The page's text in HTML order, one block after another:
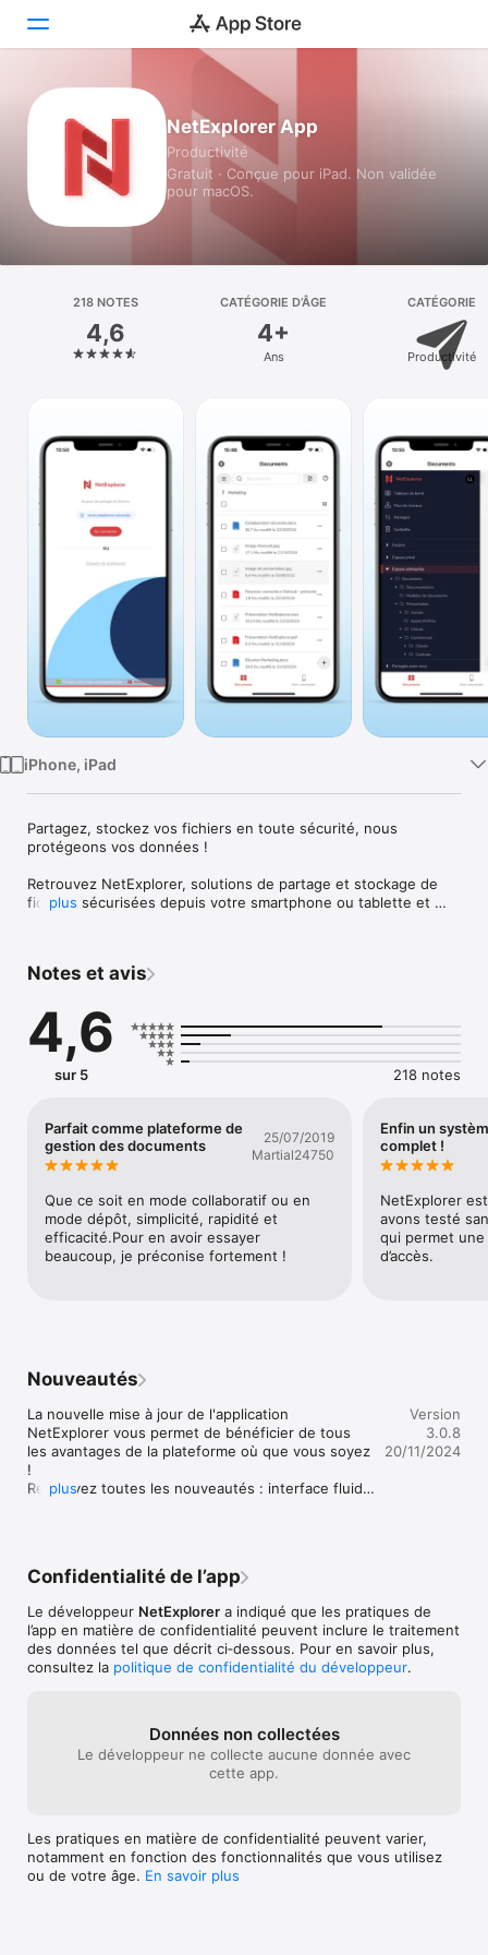
Aujourd’hui
Jeux
Apps
Plateforme
iPhone
Watch
NetExplorer App
Productivité
Gratuit · Conçue pour iPad. Non validée
pour macOS.
218 NOTES
4,6
CATÉGORIE D’ÂGE
4+
Ans
CATÉGORIE
Productivité
iPhone, iPad
Partagez, stockez vos fichiers en toute sécurité, nous
protégeons vos données !
Retrouvez NetExplorer, solutions de partage et stockage de
fichiers sécurisées depuis votre smartphone ou tablette et
DONNÉES
- Stockez vos fichiers dans un cloud de confiance : Espace de
stockage distinct pour les données de l’utilisateur et celles de
l’entreprise, garantissant la séparation et la sécurité des
informations.
- Définition de la date d’expiration d’accès : Possibilité de
limiter la durée d'accès aux fichiers partagés pour une
sécurité renforcée.
téléchargements, permettant un suivi précis de l'activité.
- Téléchargement unique : Limitation de téléchargement à une
seule occurrence pour les fichiers sensibles.
- Lien de dépôt : Permet aux utilisateurs externes de déposer
pouvoir inviter des utilisateurs internes ou externes à votre
échanges bidirectionnels sont adaptés aux projets nécessitant
une coordination et une mise à jour constante.
- Révision et annotations en ligne : Édition collaborative avec
la possibilité d'annoter, commenter et suggérer des
modifications.
- Signature électronique : Vos processus sont simplifiés avec
notre signature électronique sécurisée et conforme aux
normes européennes (eIDAS).
- Tags de documents : Organisation des fichiers par mots-clés
pour faciliter la recherche et la catégorisation.
NetExplorer est un éditeur logiciel français spécialiste des
confiance et la fluidité des échanges au cœur de la dynamique
collaborative des organisations.
nous gérons plus de 300 millions de fichiers pour nos 200 000
utilisateurs quotidiens.
Les solutions, NetExplorer Share dédié aux partages de
plus
Notes et avis
4,6
sur 5 218 notes
Parfait comme plateforme de
gestion des documents
25/07/2019
Martial24750
Que ce soit en mode collaboratif ou en
mode dépôt, simplicité, rapidité et
efficacité.Pour en avoir essayer
beaucoup, je préconise fortement !
Enfin un
complet !
NetExplorer
avons testé
qui permet
d’accès.
Nouveautés
La nouvelle mise à jour de l'application
NetExplorer vous permet de bénéficier de tous
les avantages de la plateforme où que vous soyez
!
Retrouvez toutes les nouveautés : interface fluide
plus
Version
3.0.8
20/11/2024
Confidentialité de l’app
Le développeur NetExplorer a indiqué que les pratiques de
l’app en matière de confidentialité peuvent inclure le traitement
des données tel que décrit ci‑dessous. Pour en savoir plus,
consultez la politique de confidentialité du développeur.
Données non collectées
Le développeur ne collecte aucune donnée avec
cette app.
Les pratiques en matière de confidentialité peuvent varier,
notamment en fonction des fonctionnalités que vous utilisez
ou de votre âge. En savoir plus